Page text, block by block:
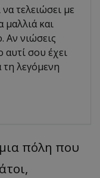
τελειώσει με
μαλλιά και
Αν νιώσεις
σου έχει
τη λεγόμενη
πόλη που